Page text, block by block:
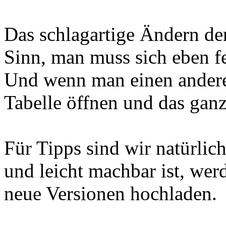
Das schlagartige Ändern
Sinn, man muss sich eben
Und wenn man einen
Tabelle öffnen und das
Für Tipps sind wir
und leicht machbar ist,
neue Versionen hochladen.